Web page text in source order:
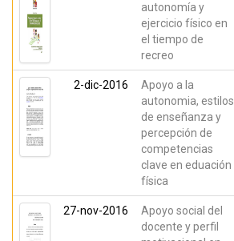
autonomía y
ejercicio físico en
el tiempo de
recreo
2-dic-2016
Apoyo a la
autonomia, estilos
de enseñanza y
percepción de
competencias
clave en eduación
física
27-nov-2016
Apoyo social del
docente y perfil